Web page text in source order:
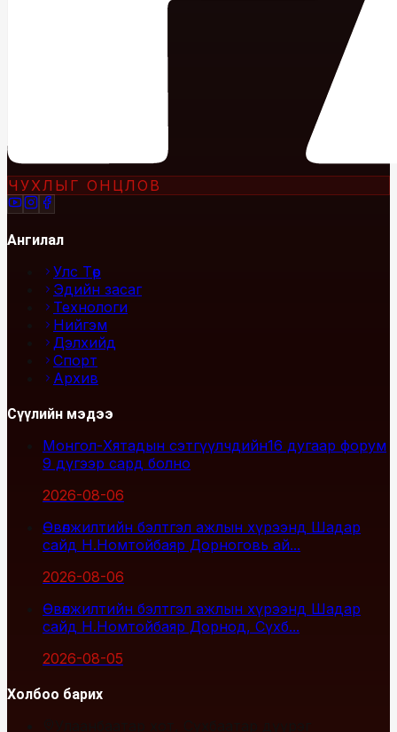
ЧУХЛЫГ ОНЦЛОВ
Ангилал
Улс Төр
Эдийн засаг
Технологи
Нийгэм
Дэлхийд
Спорт
Архив
Сүүлийн мэдээ
Монгол-Хятадын сэтгүүлчдийн16 дугаар форум
9 дүгээр сард болно
2026-08-06
Өвөлжилтийн бэлтгэл ажлын хүрээнд Шадар
сайд Н.Номтойбаяр Дорноговь ай...
2026-08-06
Өвөлжилтийн бэлтгэл ажлын хүрээнд Шадар
сайд Н.Номтойбаяр Дорнод, Сүхб...
2026-08-05
Холбоо барих